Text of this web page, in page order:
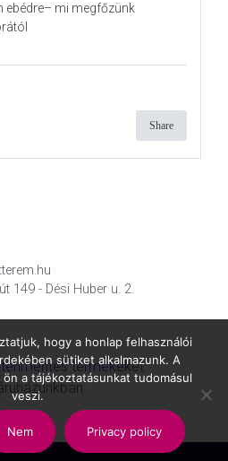
ebédre– mi megfőzünk
Share
149 - Dési Huber u. 2.
termékeket
hogy a honlap felhasználói
sütiket alkalmazunk. A
ön a tájékoztatásunkat tudomásul
veszi.
Nem Privacy policy